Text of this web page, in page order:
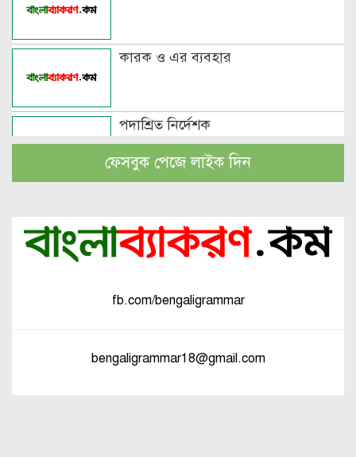
কারক ও এর ব্যবহার
পদাশ্রিত নির্দেশক
পুরুষবাচক শব্দের শেষে প্রত্যয় যোগে লিঙ্গ
ফেসবুক পেজে লাইক দিন
fb.com/bengaligrammar
bengaligrammar18@gmail.com